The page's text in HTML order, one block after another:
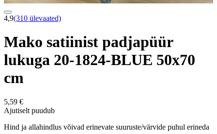
4,9(310 ülevaated)
Mako satiinist padjapüür
lukuga 20-1824-BLUE 50x70
cm
5,59 €
Ajutiselt puudub
Hind ja allahindlus võivad erinevate suuruste/värvide puhul erineda